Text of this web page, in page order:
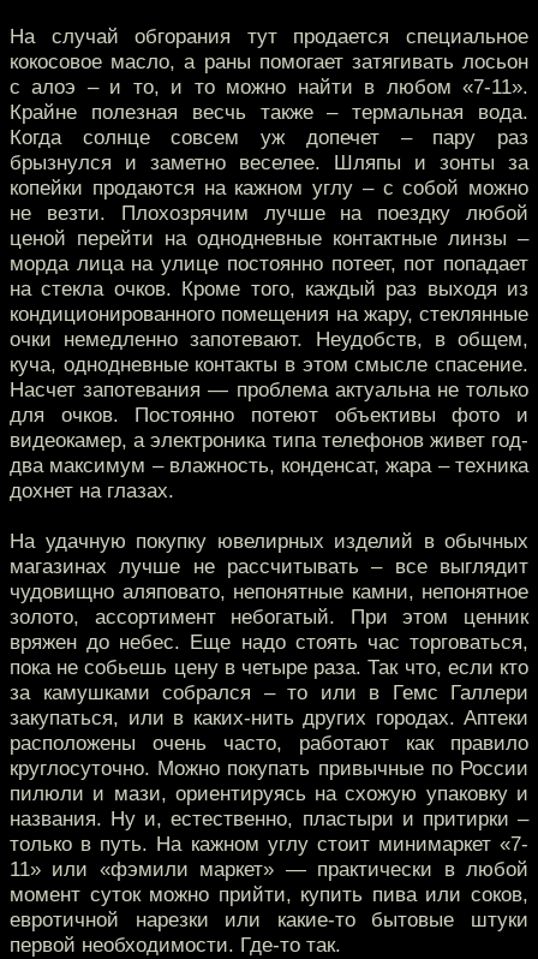
На случай обгорания тут продается специальное
кокосовое масло, а раны помогает затягивать лосьон
с алоэ – и то, и то можно найти в любом «7-11».
Крайне полезная весчь также – термальная вода.
Когда солнце совсем уж допечет – пару раз
брызнулся и заметно веселее. Шляпы и зонты за
копейки продаются на кажном углу – с собой можно
не везти. Плохозрячим лучше на поездку любой
ценой перейти на однодневные контактные линзы –
морда лица на улице постоянно потеет, пот попадает
на стекла очков. Кроме того, каждый раз выходя из
кондиционированного помещения на жару, стеклянные
очки немедленно запотевают. Неудобств, в общем,
куча, однодневные контакты в этом смысле спасение.
Насчет запотевания — проблема актуальна не только
для очков. Постоянно потеют объективы фото и
видеокамер, а электроника типа телефонов живет год-
два максимум – влажность, конденсат, жара – техника
дохнет на глазах.
На удачную покупку ювелирных изделий в обычных
магазинах лучше не рассчитывать – все выглядит
чудовищно аляповато, непонятные камни, непонятное
золото, ассортимент небогатый. При этом ценник
вряжен до небес. Еще надо стоять час торговаться,
пока не собьешь цену в четыре раза. Так что, если кто
за камушками собрался – то или в Гемс Галлери
закупаться, или в каких-нить других городах. Аптеки
расположены очень часто, работают как правило
круглосуточно. Можно покупать привычные по России
пилюли и мази, ориентируясь на схожую упаковку и
названия. Ну и, естественно, пластыри и притирки –
только в путь. На кажном углу стоит минимаркет «7-
11» или «фэмили маркет» — практически в любой
момент суток можно прийти, купить пива или соков,
евротичной нарезки или какие-то бытовые штуки
первой необходимости. Где-то так.